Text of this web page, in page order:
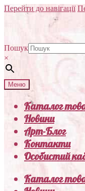
Перейти до навігації
Пошук
×
Меню
Каталог
Новини
Арт-Блог
Контакти
Особистий
Каталог